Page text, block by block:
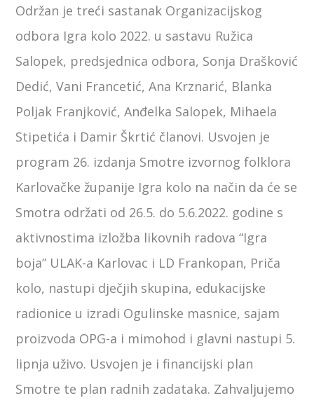
Održan je treći sastanak Organizacijskog
odbora Igra kolo 2022. u sastavu Ružica
Salopek, predsjednica odbora, Sonja Drašković
Dedić, Vani Francetić, Ana Krznarić, Blanka
Poljak Franjković, Anđelka Salopek, Mihaela
Stipetića i Damir Škrtić članovi. Usvojen je
program 26. izdanja Smotre izvornog folklora
Karlovačke županije Igra kolo na način da će se
Smotra održati od 26.5. do 5.6.2022. godine s
aktivnostima izložba likovnih radova “Igra
boja” ULAK-a Karlovac i LD Frankopan, Priča
kolo, nastupi dječjih skupina, edukacijske
radionice u izradi Ogulinske masnice, sajam
proizvoda OPG-a i mimohod i glavni nastupi 5.
lipnja uživo. Usvojen je i financijski plan
Smotre te plan radnih zadataka. Zahvaljujemo